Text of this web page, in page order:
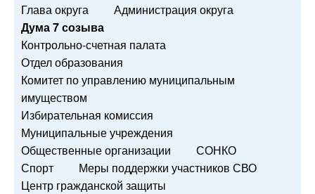
Глава округа
Администрация округа
Дума 7 созыва
Контрольно-счетная палата
Отдел образования
Комитет по управлению муниципальным
имуществом
Избирательная комиссия
Муниципальные учреждения
Общественные организации
СОНКО
Спорт
Меры поддержки участников СВО
Центр гражданской защиты